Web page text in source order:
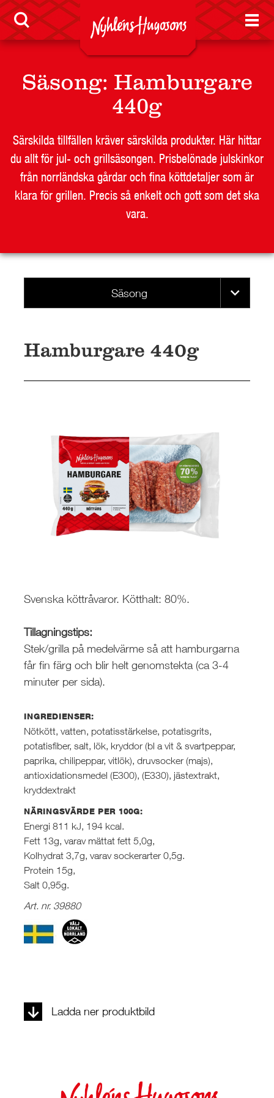
BUTIKSSIDA
RESTAURANG OCH STORHUSHÅLL
JOBB
PRESS
Säsong: Hamburgare
440g
Särskilda tillfällen kräver särskilda produkter. Här hittar
du allt för jul- och grillsäsongen. Prisbelönade julskinkor
från norrländska gårdar och fina köttdetaljer som är
klara för grillen. Precis så enkelt och gott som det ska
vara.
Säsong
Hamburgare 440g
Svenska köttråvaror. Kötthalt: 80%.
Tillagningstips:
Stek/grilla på medelvärme så att hamburgarna
får fin färg och blir helt genomstekta (ca 3-4
minuter per sida).
INGREDIENSER:
Nötkött, vatten, potatisstärkelse, potatisgrits,
potatisfiber, salt, lök, kryddor (bl a vit & svartpeppar,
paprika, chilipeppar, vitlök), druvsocker (majs),
antioxidationsmedel (E300), (E330), jästextrakt,
kryddextrakt
NÄRINGSVÄRDE PER 100G:
Energi 811 kJ, 194 kcal.
Fett 13g, varav mättat fett 5,0g,
Kolhydrat 3,7g, varav sockerarter 0,5g.
Protein 15g,
Salt 0,95g.
Art. nr. 39880
Ladda ner produktbild